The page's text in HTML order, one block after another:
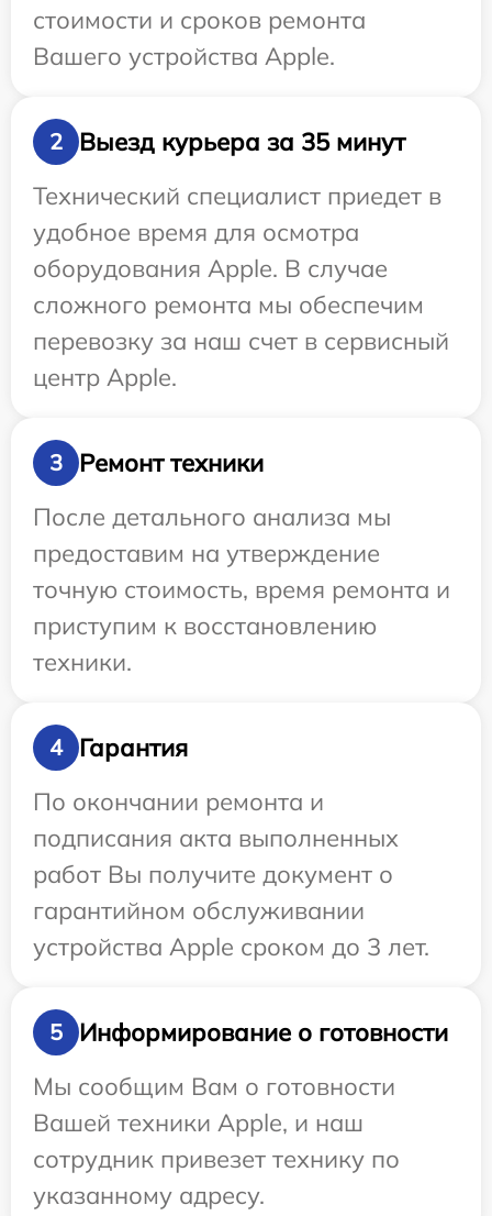
стоимости и сроков ремонта
Вашего устройства Apple.
2
Выезд курьера за 35 минут
Технический специалист приедет в
удобное время для осмотра
оборудования Apple. В случае
сложного ремонта мы обеспечим
перевозку за наш счет в сервисный
центр Apple.
3
Ремонт техники
После детального анализа мы
предоставим на утверждение
точную стоимость, время ремонта и
приступим к восстановлению
техники.
4
Гарантия
По окончании ремонта и
подписания акта выполненных
работ Вы получите документ о
гарантийном обслуживании
устройства Apple сроком до 3 лет.
5
Информирование о готовности
Мы сообщим Вам о готовности
Вашей техники Apple, и наш
сотрудник привезет технику по
указанному адресу.